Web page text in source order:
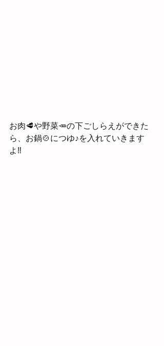
お肉🥩や野菜🥕の下ごしらえができた
ら、お鍋🍲につゆ♪を入れていきます
よ‼